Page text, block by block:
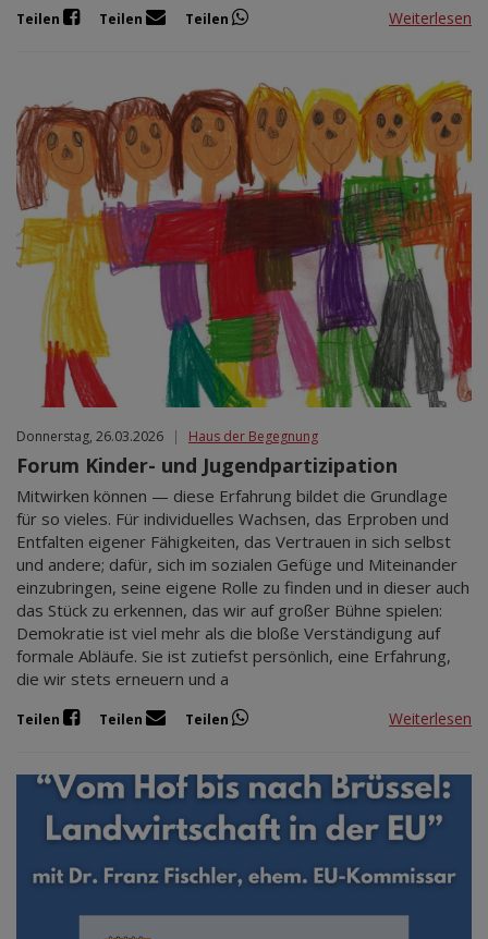
Teilen Teilen Teilen Weiterlesen
Donnerstag, 26.03.2026 Haus der Begegnung
Forum Kinder- und Jugendpartizipation
Mitwirken können — diese Erfahrung bildet die Grundlage
für so vieles. Für individuelles Wachsen, das Erproben und
Entfalten eigener Fähigkeiten, das Vertrauen in sich selbst
und andere; dafür, sich im sozialen Gefüge und Miteinander
einzubringen, seine eigene Rolle zu finden und in dieser auch
das Stück zu erkennen, das wir auf großer Bühne spielen:
Demokratie ist viel mehr als die bloße Verständigung auf
formale Abläufe. Sie ist zutiefst persönlich, eine Erfahrung,
die wir stets erneuern und a
Teilen Teilen Teilen Weiterlesen